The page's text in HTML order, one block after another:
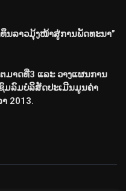
ນລາວມຸ້ງໜ້າສູ່ການພັດທະນາ”
ມາດທີ່3 ແລະ ວາງແຜນການ
ມລົມບໍລິສັດປະເມີນມູນຄ່າ
2013.